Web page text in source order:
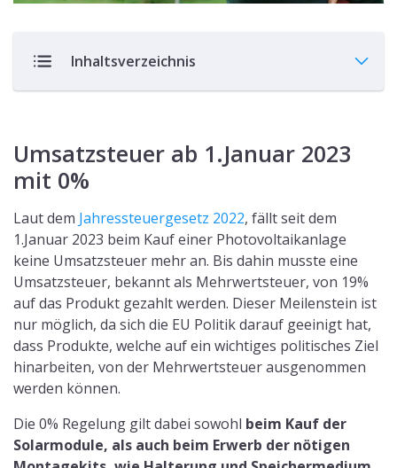
Montagekits, wie Halterung und Speichermedium
Auch die Installation einer Solaranlage wird mit 0%
Voraussetzungen für eine Nullprozentversteuerung
sind dabei folgende:
Wohngebäudes oder in der Nähedes
Wohngebäudes zu installieren, wie eine Garage.
Die Anlage wird auf dem Dach eines öffentlichen
Gebäudesangebracht.
Sobald die Anlage keine höhere Leistung hat als
einejährliche Bruttoleistung von 30 kW, sind
die Voraussetzungen automatisch erfüllt.
Die Installation darf erstnach dem 1.Januar 2023
abgeschlossen
Komponenten der Anlage schon im Kalenderjahr
2022 erworben wurden.